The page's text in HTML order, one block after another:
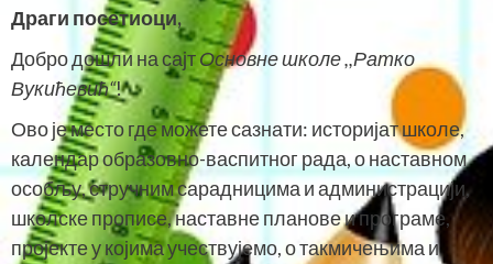
Драги посетиоци,
Добро дошли на сајтОсновне школе ,,Ратко
Вукићевић“!
Ово је место где можете сазнати: историјат школе,
календар образовно-васпитног рада, о наставном
особљу, стручним сарадницима и администрацији,
школске прописе, наставне планове и програме,
пројекте у којима учествујемо, о такмичењима и